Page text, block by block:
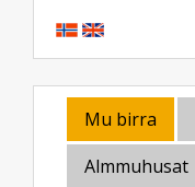
Mu birra
Almmuhusat